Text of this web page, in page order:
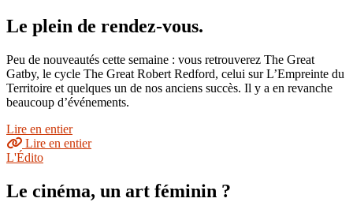
Le plein de rendez-vous.
Peu de nouveautés cette semaine : vous retrouverez The Great
Gatby, le cycle The Great Robert Redford, celui sur L’Empreinte du
Territoire et quelques un de nos anciens succès. Il y a en revanche
beaucoup d’événements.
Lire en entier
Lire en entier
L'Édito
Le cinéma, un art féminin ?